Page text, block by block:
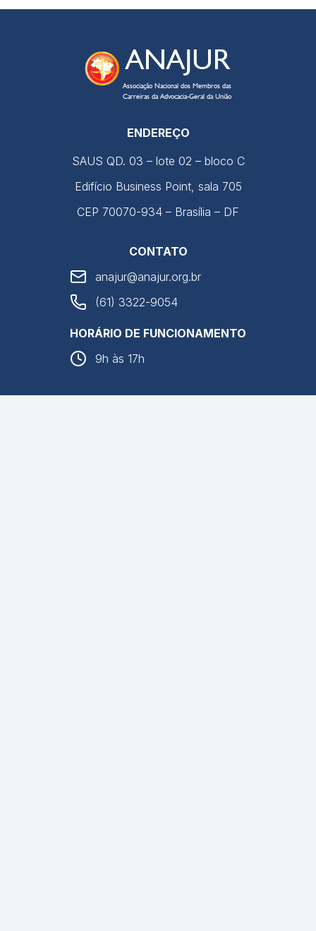
ANAJUR
Associação Nacional dos Membros das
Carreiras da Advocacia-Geral da União
ENDEREÇO
SAUS QD. 03 – lote 02 – bloco C
Edifício Business Point, sala 705
CEP 70070-934 – Brasília – DF
CONTATO
anajur@anajur.org.br
(61) 3322-9054
HORÁRIO DE FUNCIONAMENTO
9h às 17h